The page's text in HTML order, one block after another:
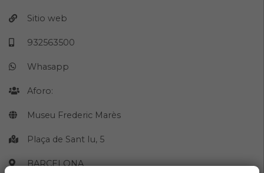
Sitio web
932563500
Whasapp
Aforo:
Museu Frederic Marès
Plaça de Sant Iu, 5
BARCELONA